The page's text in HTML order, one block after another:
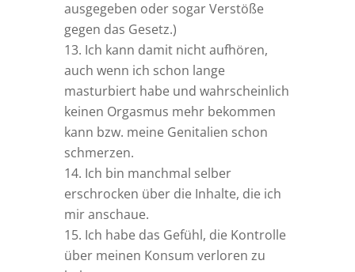
ausgegeben oder sogar Verstöße
gegen das Gesetz.)
Ich kann damit nicht aufhören,
auch wenn ich schon lange
masturbiert habe und wahrscheinlich
keinen Orgasmus mehr bekommen
kann bzw. meine Genitalien schon
schmerzen.
Ich bin manchmal selber
erschrocken über die Inhalte, die ich
mir anschaue.
Ich habe das Gefühl, die Kontrolle
über meinen Konsum verloren zu